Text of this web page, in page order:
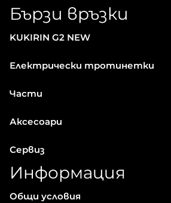
Бързи връзки
KUKIRIN G2 NEW
Електрически тротинетки
Части
Аксесоари
Сервиз
Информация
Общи условия